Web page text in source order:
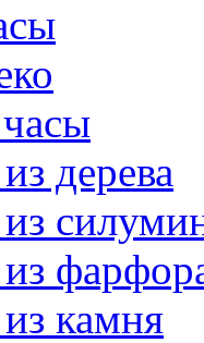
дерева
камня